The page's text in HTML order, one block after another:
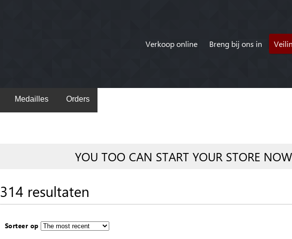
Verkoop online Breng bij ons in
Medailles Orders
YOU TOO CAN START YOUR STORE
314 resultaten
Sorteer op